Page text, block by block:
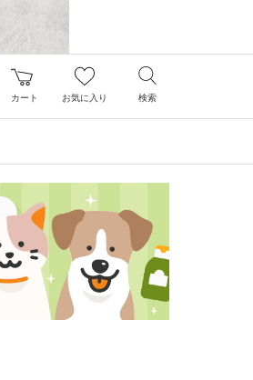
カート お気に入り 検索